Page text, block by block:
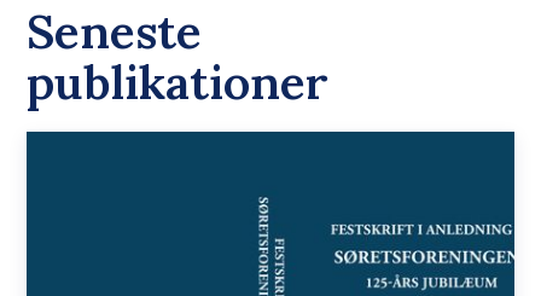
Seneste
publikationer